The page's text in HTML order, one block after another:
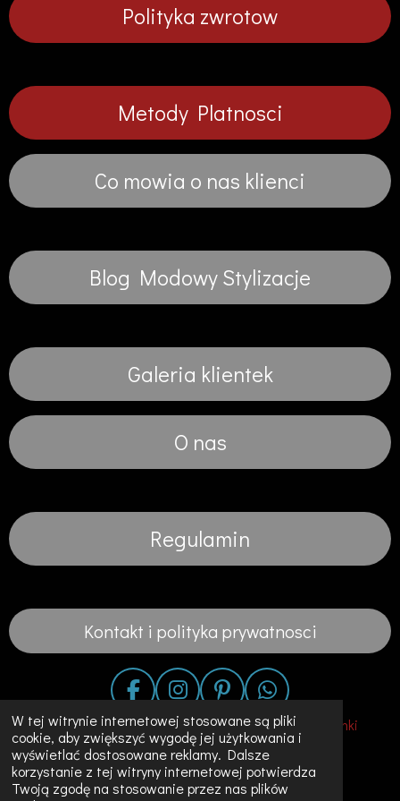
W tej witrynie internetowej stosowane są pliki
cookie, aby zwiększyć wygodę jej użytkowania i
wyświetlać dostosowane reklamy. Dalsze
korzystanie z tej witryny internetowej potwierdza
Twoją zgodę na stosowanie przez nas plików
Polityka zwrotow
Metody Platnosci
Co mowia o nas klienci
Blog Modowy Stylizacje
Galeria klientek
O nas
Regulamin
Kontakt i polityka prywatnosci
F
a
c
e
b
I
n
s
t
a
P
i
n
t
e
W
h
a
t
s
© 2020 - 2023 Fashion in the City-Suknie Slubne Sukienki
Unikalne Ubrania w Holandii
Obsługiwana przezJouwWeb